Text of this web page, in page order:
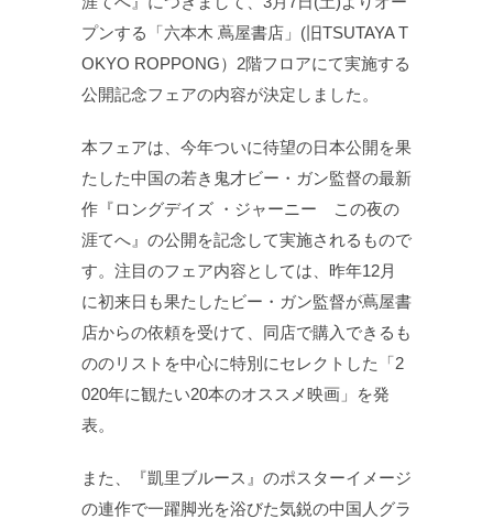
プンする「六本木 蔦屋書店」(旧TSUTAYA T
OKYO ROPPONG）2階フロアにて実施する
公開記念フェアの内容が決定しました。
本フェアは、今年ついに待望の日本公開を果
たした中国の若き鬼才ビー・ガン監督の最新
作『ロングデイズ ・ジャーニー この夜の
涯てへ』の公開を記念して実施されるもので
す。注目のフェア内容としては、昨年12月
に初来日も果たしたビー・ガン監督が蔦屋書
店からの依頼を受けて、同店で購入できるも
ののリストを中心に特別にセレクトした「2
020年に観たい20本のオススメ映画」を発
表。
また、『凱里ブルース』のポスターイメージ
の連作で一躍脚光を浴びた気鋭の中国人グラ